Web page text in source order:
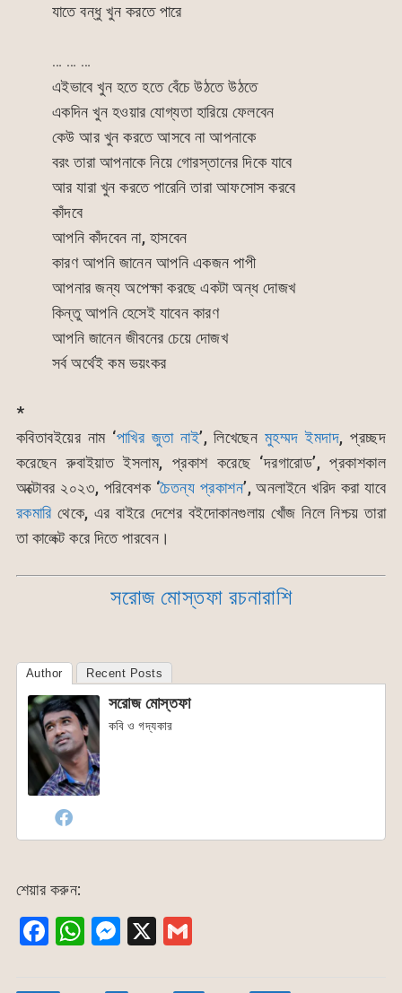
যাতে বন্ধু খুন করতে পারে
… … …
এইভাবে খুন হতে হতে বেঁচে উঠতে উঠতে
একদিন খুন হওয়ার যোগ্যতা হারিয়ে ফেলবেন
কেউ আর খুন করতে আসবে না আপনাকে
বরং তারা আপনাকে নিয়ে গোরস্তানের দিকে যাবে
আর যারা খুন করতে পারেনি তারা আফসোস করবে
কাঁদবে
আপনি কাঁদবেন না, হাসবেন
কারণ আপনি জানেন আপনি একজন পাপী
আপনার জন্য অপেক্ষা করছে একটা অন্ধ দোজখ
কিন্তু আপনি হেসেই যাবেন কারণ
আপনি জানেন জীবনের চেয়ে দোজখ
সর্ব অর্থেই কম ভয়ংকর
*
কবিতাবইয়ের নাম ‘পাখির জুতা নাই’, লিখেছেন মুহম্মদ ইমদাদ, প্রচ্ছদ
করেছেন রুবাইয়াত ইসলাম, প্রকাশ করেছে ‘দরগারোড’, প্রকাশকাল
অক্টোবর ২০২৩, পরিবেশক ‘চৈতন্য প্রকাশন’, অনলাইনে খরিদ করা যাবে
রকমারি থেকে, এর বাইরে দেশের বইদোকানগুলায় খোঁজ নিলে নিশ্চয় তারা
তা কালেক্ট করে দিতে পারবেন।
সরোজ মোস্তফা রচনারাশি
Author Recent Posts
সরোজ মোস্তফা
কবি ও গদ্যকার
শেয়ার করুন:
F W M X G